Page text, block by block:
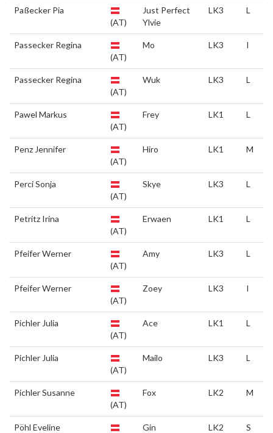
Paßecker Pia
(AT)
Just Perfect
Ylvie
LK3 L
Passecker Regina
(AT)
Mo LK3 I
Passecker Regina
(AT)
Wuk LK3 L
Pawel Markus
(AT)
Frey LK1 L
Penz Jennifer
(AT)
Hiro LK1 M
Perci Sonja
(AT)
Skye LK3 L
Petritz Irina
(AT)
Erwaen LK1 L
Pfeifer Werner
(AT)
Amy LK3 L
Pfeifer Werner
(AT)
Zoey LK3 I
Pichler Julia
(AT)
Ace LK1 L
Pichler Julia
(AT)
Mailo LK3 L
Pichler Susanne
(AT)
Fox LK2 M
Pöhl Eveline
Gin LK2 S